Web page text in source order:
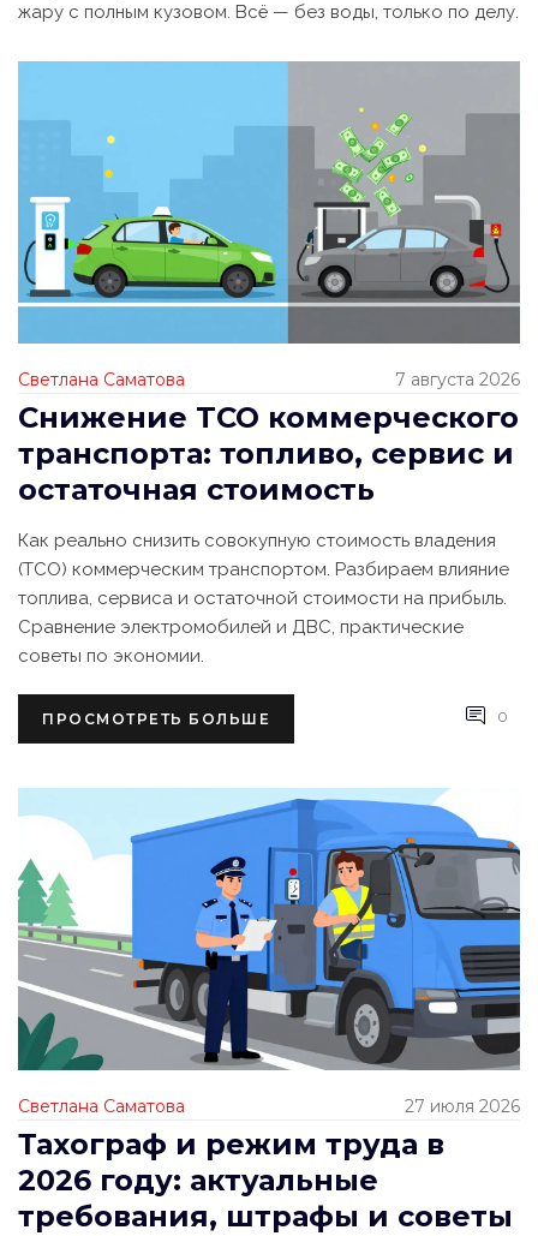
жару с полным кузовом. Всё — без воды, только по делу.
Светлана Саматова 7 августа 2026
Снижение TCO коммерческого
транспорта: топливо, сервис и
остаточная стоимость
Как реально снизить совокупную стоимость владения
(TCO) коммерческим транспортом. Разбираем влияние
топлива, сервиса и остаточной стоимости на прибыль.
Сравнение электромобилей и ДВС, практические
советы по экономии.
ПРОСМОТРЕТЬ БОЛЬШЕ 0
Светлана Саматова 27 июля 2026
Тахограф и режим труда в
2026 году: актуальные
требования, штрафы и советы